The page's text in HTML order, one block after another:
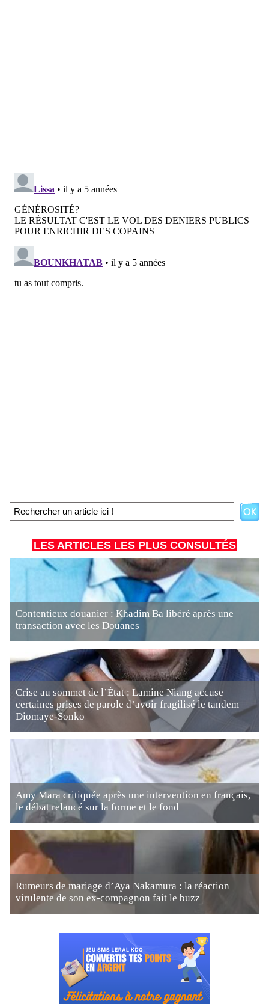
LES ARTICLES LES PLUS CONSULTÉS
Contentieux douanier : Khadim Ba libéré après une
transaction avec les Douanes
Crise au sommet de l’État : Lamine Niang accuse
certaines prises de parole d’avoir fragilisé le tandem
Diomaye-Sonko
Amy Mara critiquée après une intervention en français,
le débat relancé sur la forme et le fond
Rumeurs de mariage d’Aya Nakamura : la réaction
virulente de son ex-compagnon fait le buzz